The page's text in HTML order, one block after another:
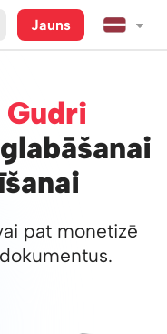
Jauns
Gudri
pat monetizē